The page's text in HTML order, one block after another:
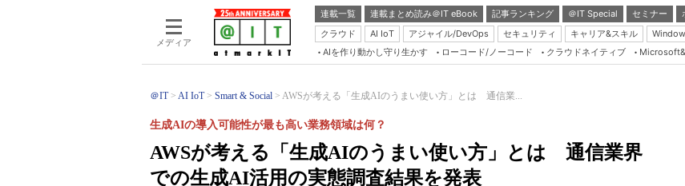
メディア
連載一覧 連載まとめ読み＠IT eBook 記事ランキング ＠IT Special セミナー
クラウド
AI IoT アジャイル/DevOps セキュリティ キャリア&スキル
Server &
Java Agile
AIを作り動かし守り生かす ローコード/ノーコード クラウドネイティブ
＠IT AI IoT Smart & Social AWSが考える「生成AIのうまい使い方」とは 通信業...
AWSが考える「生成AIのうまい使い方」とは 通信業界
での生成AI活用の実態調査結果を発表
生成AIの導入可能性が最も高い業務領域は何？